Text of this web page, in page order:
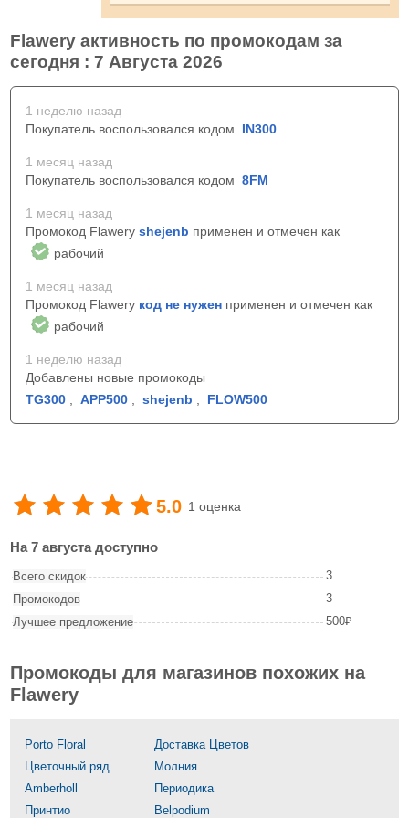
Flawery активность по промокодам за
сегодня : 7 Августа 2026
1 неделю назад
Покупатель воспользовался кодом IN300
1 месяц назад
Покупатель воспользовался кодом 8FM
1 месяц назад
Промокод Flawery shejenb применен и отмечен как
рабочий
1 месяц назад
Промокод Flawery код не нужен применен и отмечен как
рабочий
1 неделю назад
Добавлены новые промокоды
TG300
APP500 shejenb FLOW500
5.0 1 оценка
На 7 августа доступно
Всего скидок
3
Промокодов
3
Лучшее предложение
500₽
Промокоды для магазинов похожих на
Flawery
Porto Floral
Доставка Цветов
Цветочный ряд
Молния
Amberholl
Периодика
Принтио
Belpodium